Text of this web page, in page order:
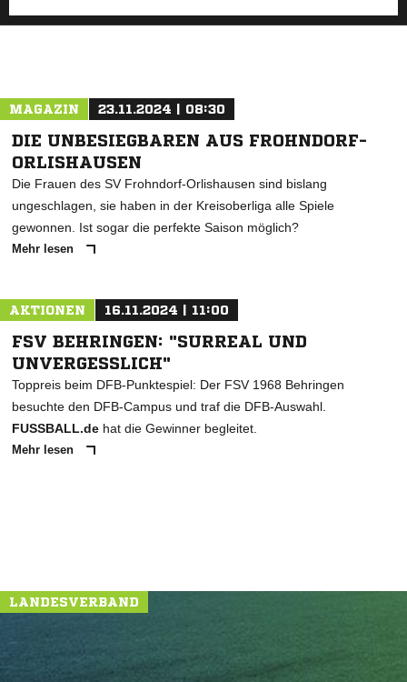
MAGAZIN 23.11.2024 | 08:30
DIE UNBESIEGBAREN AUS FROHNDORF-
ORLISHAUSEN
Die Frauen des SV Frohndorf-Orlishausen sind bislang
ungeschlagen, sie haben in der Kreisoberliga alle Spiele
gewonnen. Ist sogar die perfekte Saison möglich?
Mehr lesen
AKTIONEN 16.11.2024 | 11:00
FSV BEHRINGEN: "SURREAL UND
UNVERGESSLICH"
Toppreis beim DFB-Punktespiel: Der FSV 1968 Behringen
besuchte den DFB-Campus und traf die DFB-Auswahl.
FUSSBALL.de hat die Gewinner begleitet.
Mehr lesen
LANDESVERBAND